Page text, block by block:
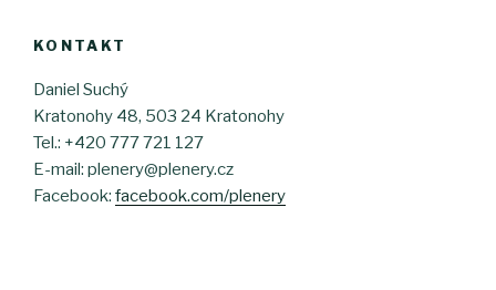
KONTAKT
Daniel Suchý
Kratonohy 48, 503 24 Kratonohy
Tel.: +420 777 721 127
E-mail: plenery@plenery.cz
Facebook: facebook.com/plenery